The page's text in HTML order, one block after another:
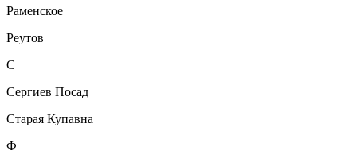
Раменское
Реутов
С
Сергиев Посад
Старая Купавна
Ф